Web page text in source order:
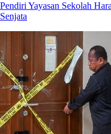
Pendiri Yayasan Sekolah
Senjata